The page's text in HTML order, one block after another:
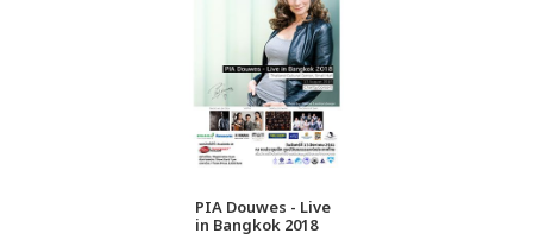
PIA Douwes - Live
in Bangkok 2018